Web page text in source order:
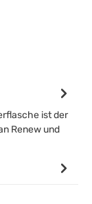
ist der
Renew und